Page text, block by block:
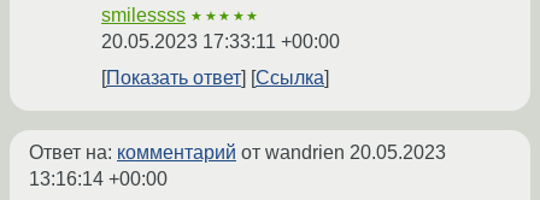
smilessss ★★★★★
20.05.2023 17:33:11 +00:00
Показать ответ
Ссылка
Ответ на: комментарий от wandrien 20.05.2023
13:16:14 +00:00